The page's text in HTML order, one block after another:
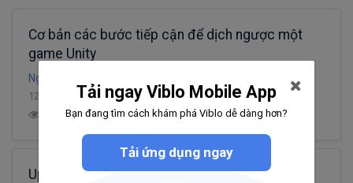
Cơ bản các bước tiếp cận để dịch ngược một
game Unity
Nguyen Anh Tien
12 phút đọc
14.7K 11 7 24
Upload game lên Facebook dễ như ăn kẹo!
Tải ngay Viblo Mobile App
Bạn đang tìm cách khám phá Viblo dễ dàng hơn?
Tải ứng dụng ngay